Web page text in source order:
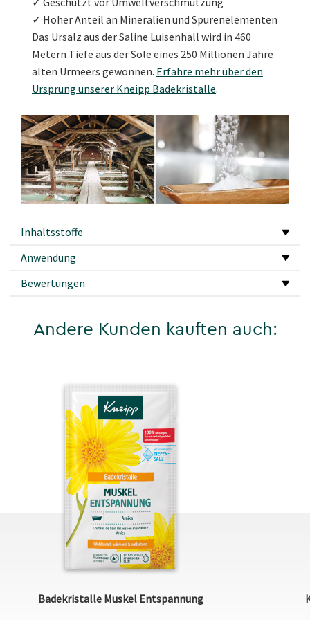
✓ Hoher Anteil an Mineralien und Spurenelementen
Das Ursalz aus der Saline Luisenhall wird in 460
Metern Tiefe aus der Sole eines 250 Millionen Jahre
alten Urmeers gewonnen. Erfahre mehr über den
Ursprung unserer Kneipp Badekristalle.
Inhaltsstoffe
Anwendung
Bewertungen
Andere Kunden kauften auch:
Badekristalle Muskel Entspannung